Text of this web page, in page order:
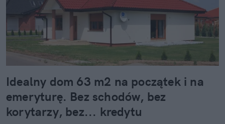
Idealny dom 63 m2 na początek i na
emeryturę. Bez schodów, bez
korytarzy, bez... kredytu